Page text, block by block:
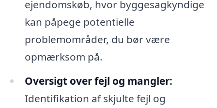
ejendomskøb, hvor byggesagkyndige
kan påpege potentielle
problemområder, du bør være
opmærksom på.
Oversigt over fejl og mangler:
Identifikation af skjulte fejl og